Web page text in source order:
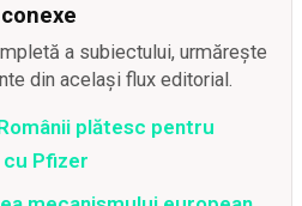
a subiectului, urmărește
din același flux editorial.
plătesc pentru
Pfizer